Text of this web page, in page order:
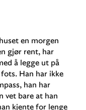
en morgen
gjør rent, har
å legge ut på
Han har ikke
han har
vet bare at han
kjente for lenge